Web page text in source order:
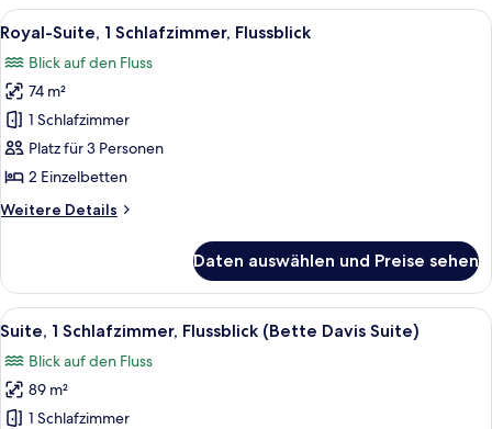
Schlafzimmer,
Flussblick
Alle
Fotos
für
Royal-
Suite,
1
Schlafzimmer,
anzeigen
Ein luxuriöses Wohnzimmer mit
7
Royal-Suite, 1 Schlafzimmer, Flussblick
Blick auf den Fluss
74 m²
1 Schlafzimmer
Platz für 3 Personen
2 Einzelbetten
Weitere Details
Weitere
Suite,
Schlafzimmer,
Daten auswählen und Preise sehen
Alle
Fotos
für
Suite,
Ein geräumiges Wohnzimmer mit
6
Suite, 1 Schlafzimmer, Flussblick (Bette Davis Suite)
Blick auf den Fluss
89 m²
1 Schlafzimmer